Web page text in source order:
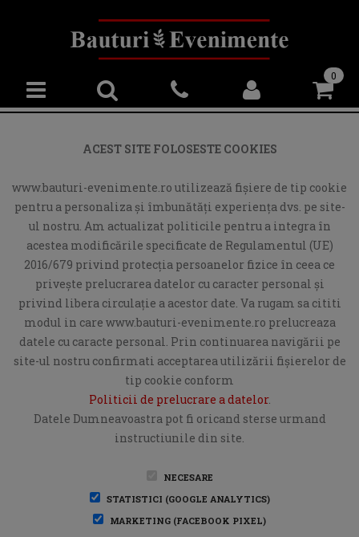
0
ACEST SITE FOLOSESTE COOKIES
www.bauturi-evenimente.ro utilizează fişiere de tip cookie
pentru a personaliza și îmbunătăți experiența dvs. pe site-
ul nostru. Am actualizat politicile pentru a integra în
acestea modificările specificate de Regulamentul (UE)
2016/679 privind protecția persoanelor fizice în ceea ce
privește prelucrarea datelor cu caracter personal și
privind libera circulație a acestor date. Va rugam sa cititi
modul in care www.bauturi-evenimente.ro prelucreaza
datele cu caracte personal. Prin continuarea navigării pe
site-ul nostru confirmati acceptarea utilizării fişierelor de
tip cookie conform
Politicii de prelucrare a datelor.
Datele Dumneavoastra pot fi oricand sterse urmand
instructiunile din site.
NECESARE
STATISTICI (GOOGLE ANALYTICS)
MARKETING (FACEBOOK PIXEL)